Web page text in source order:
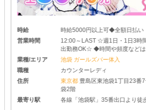
時給
時給5000円以上可◆全額日払い
営業時間
12:00～LAST ☆週1日・1日3時
出勤務OK☆ ◆時間や頻度などは
めさせて頂きます♪ ◆レギュラー
業種/エリア
池袋 ガールズバー体入
職種
カウンターレディ
住所
東京都 豊島区東池袋1丁目23番
袋2階
最寄り駅
各線「池袋駅」35番出口より徒